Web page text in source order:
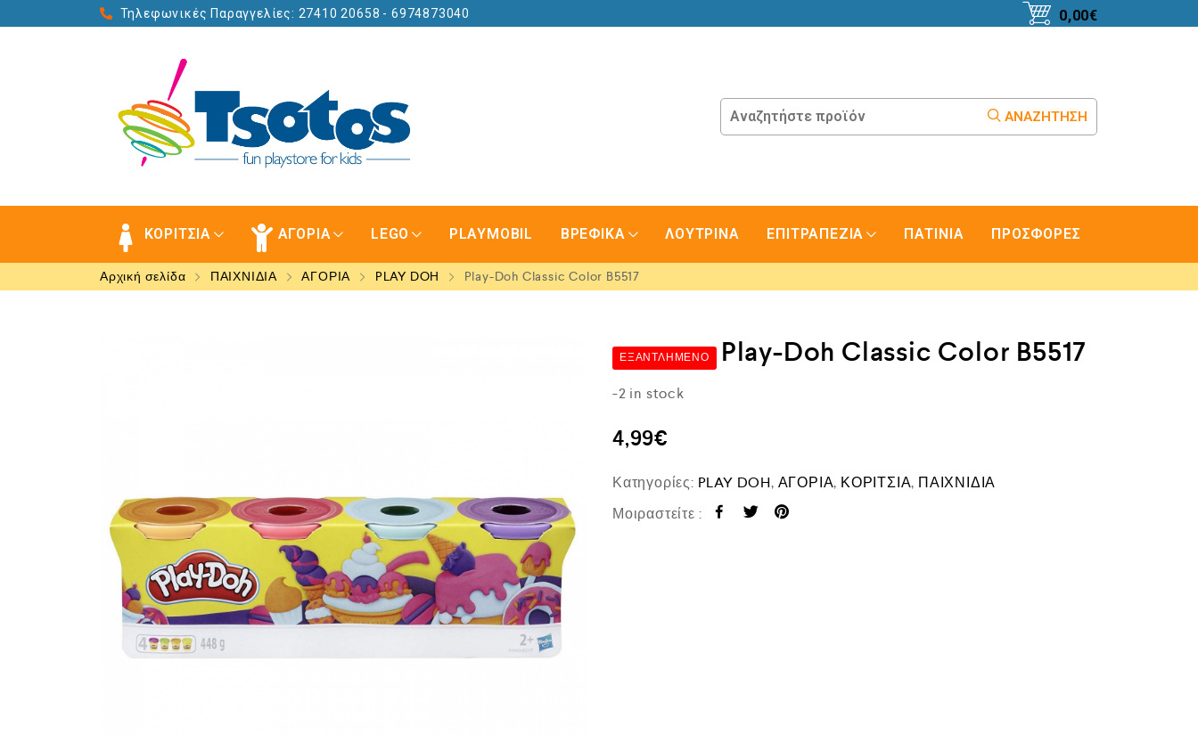
Τηλεφωνικές Παραγγελίες: 27410 20658 - 6974873040 0,00€
ΑΝΑΖΉΤΗΣΗ
ΚΟΡΙΤΣΙΑ ΑΓΟΡΙΑ LEGO PLAYMOBIL ΒΡΕΦΙΚΑ ΛΟΥΤΡΙΝΑ ΕΠΙΤΡΑΠΕΖΙΑ ΠΑΤΙΝΙΑ ΠΡΟΣΦΟΡΕΣ
Αρχική σελίδα ΠΑΙΧΝΙΔΙΑ ΑΓΟΡΙΑ PLAY DOH Play-Doh Classic Color B5517
ΕΞΑΝΤΛΗΜΈΝΟ Play-Doh Classic Color B5517
-2 in stock
4,99€
Κατηγορίες: PLAY DOH, ΑΓΟΡΙΑ, ΚΟΡΙΤΣΙΑ, ΠΑΙΧΝΙΔΙΑ
Μοιραστείτε :